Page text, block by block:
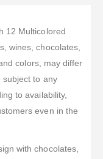
12 Multicolored
wines, chocolates,
colors, may differ
to any
to availability,
even in the
with chocolates,